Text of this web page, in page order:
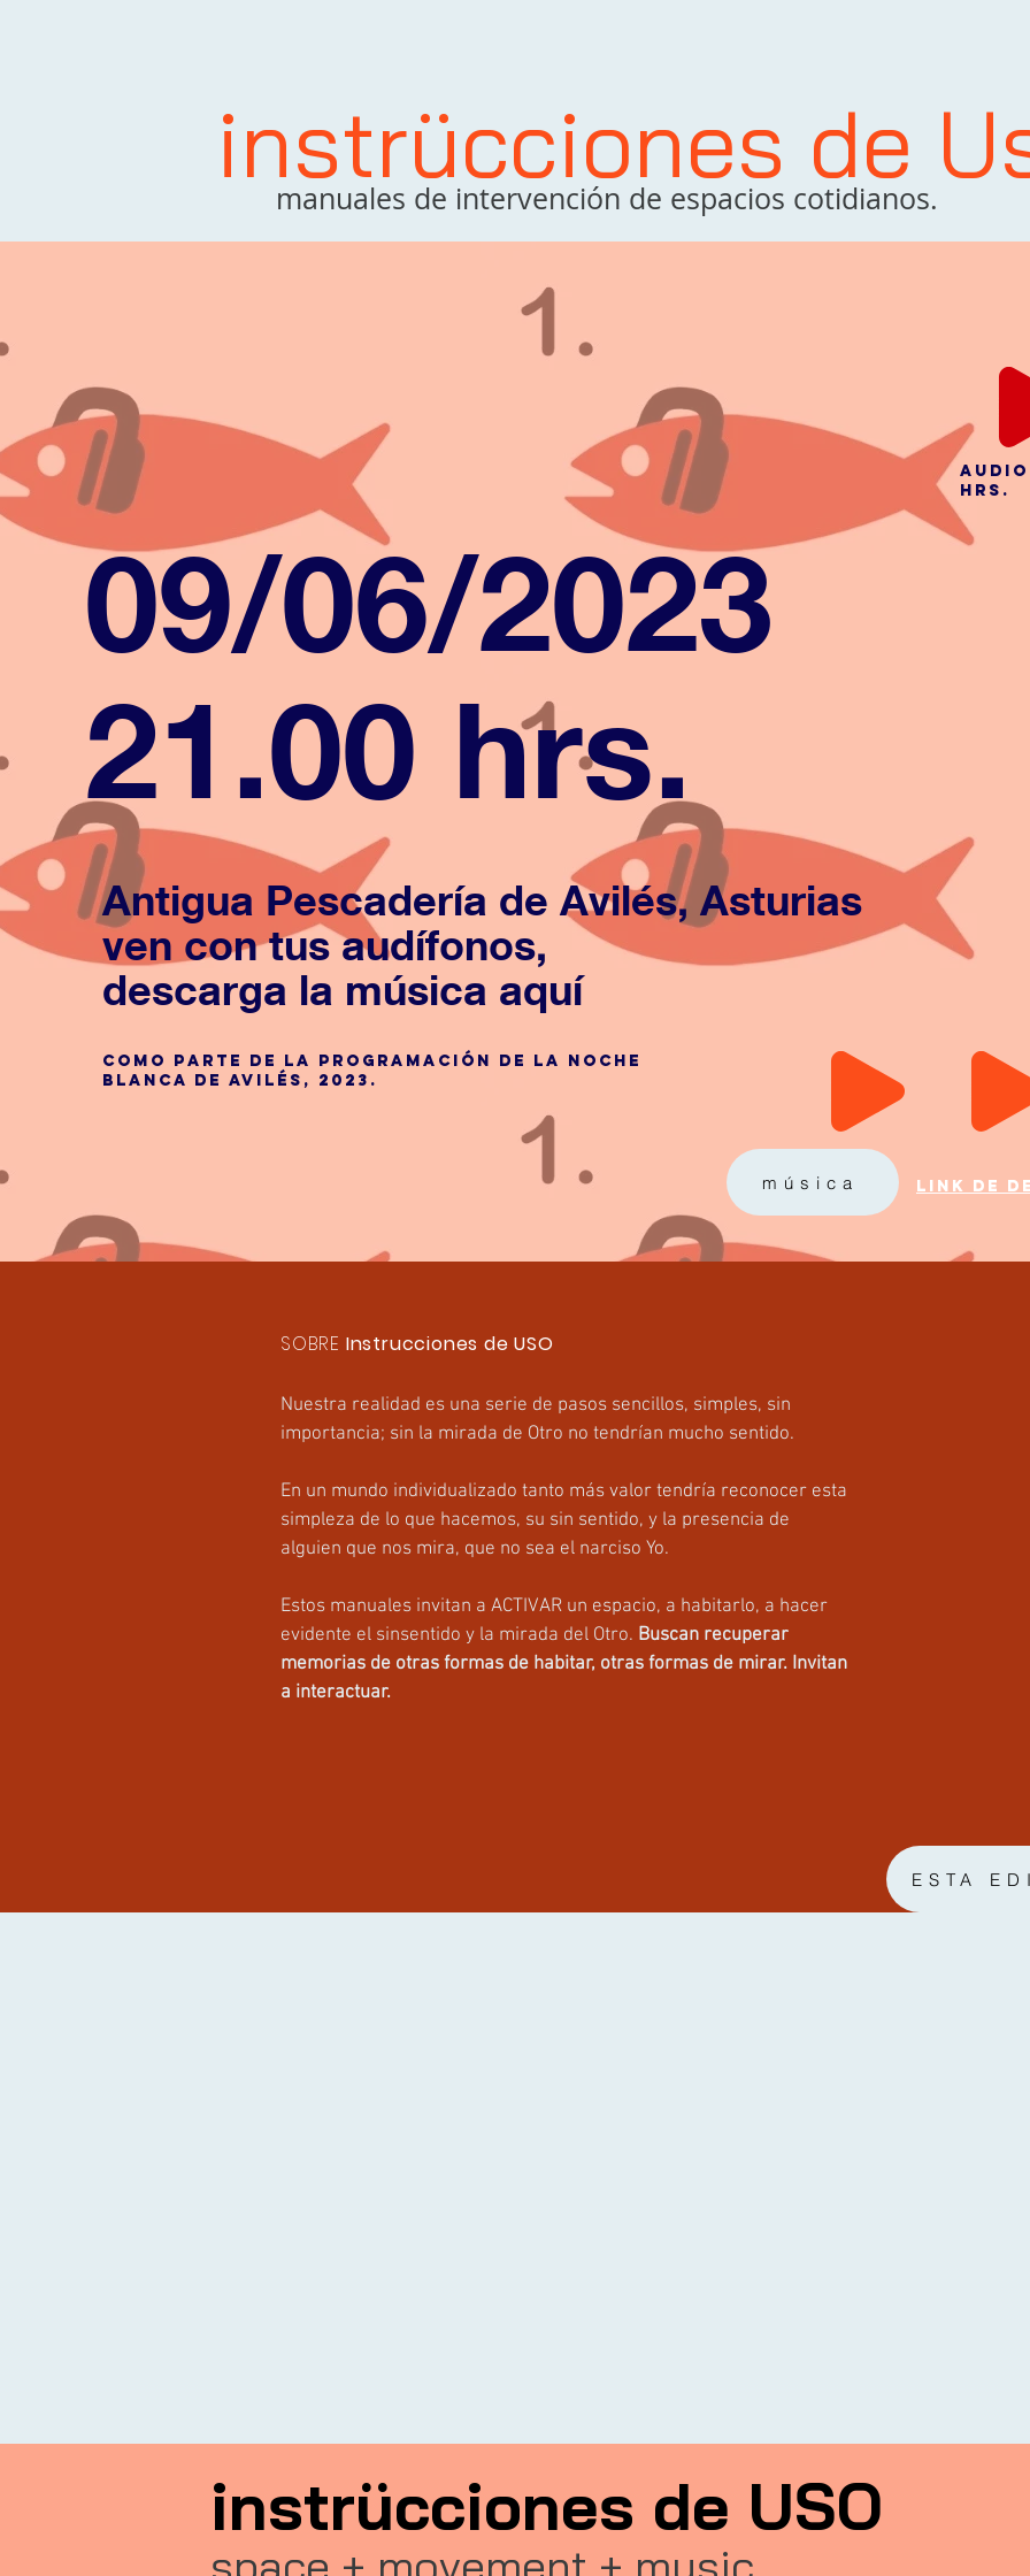
instrücciones de
manuales de intervención de espacios cotidianos.
audio
hrs.
09/06/2023
21.00 hrs.
Antigua Pescadería de Avilés, Asturias
ven con tus audífonos,
descarga la música aquí
como parte de la programación de la noche
blanca de avilés, 2023.
música LINK DE
SOBRE Instrucciones de USO
Nuestra realidad es una serie de pasos sencillos, simples, sin
importancia; sin la mirada de Otro no tendrían mucho sentido.
En un mundo individualizado tanto más valor tendría reconocer esta
simpleza de lo que hacemos, su sin sentido, y la presencia de
alguien que nos mira, que no sea el narciso Yo.
Estos manuales invitan a ACTIVAR un espacio, a habitarlo, a hacer
evidente el sinsentido y la mirada del Otro. Buscan recuperar
memorias de otras formas de habitar, otras formas de mirar. Invitan
a interactuar.
ESTA
instrücciones de USO